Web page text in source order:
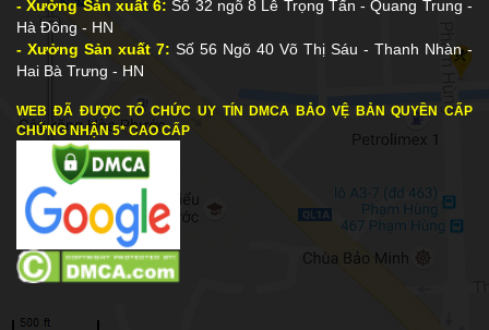
- Xưởng Sản xuất 6: Số 32 ngõ 8 Lê Trọng Tấn - Quang Trung -
Hà Đông - HN
- Xưởng Sản xuất 7: Số 56 Ngõ 40 Võ Thị Sáu - Thanh Nhàn -
Hai Bà Trưng - HN
WEB ĐÃ ĐƯỢC TỔ CHỨC UY TÍN DMCA BẢO VỆ BẢN QUYỀN CẤP
CHỨNG NHẬN 5* CAO CẤP